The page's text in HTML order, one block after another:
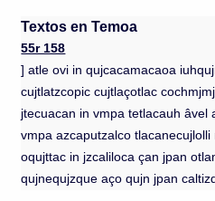
Textos en Temoa
55r 158
] atle ovi in qujcacamacaoa
cujtlatzcopic cujtlaçotlac
jtecuacan in vmpa tetlacauh âvel
vmpa azcaputzalco
oqujttac in jzcaliloca çan jpan
qujnequjzque aço qujn jpan